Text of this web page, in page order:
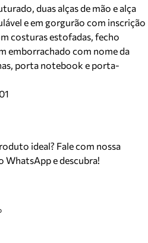
duas alças de mão e alça
e em gorgurão com inscrição
costuras estofadas, fecho
emborrachado com nome da
porta notebook e porta-
ideal? Fale com nossa
WhatsApp e descubra!